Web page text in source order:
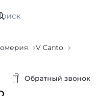
V Canto
Обратный звонок